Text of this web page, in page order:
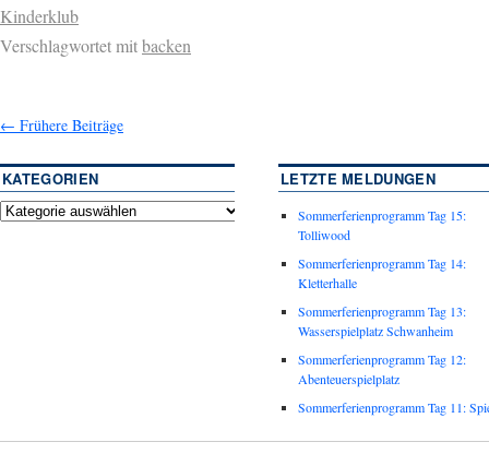
Kinderklub
Verschlagwortet mitbacken
← Frühere Beiträge
KATEGORIEN LETZTE MELDUNGEN
Sommerferienprogramm Tag 15:
Tolliwood
Sommerferienprogramm Tag 14:
Kletterhalle
Sommerferienprogramm Tag 13:
Wasserspielplatz Schwanheim
Sommerferienprogramm Tag 12:
Abenteuerspielplatz
Sommerferienprogramm Tag 11: